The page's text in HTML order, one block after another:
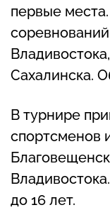
первые
Сахалинска.
В турнире
спортсменов
до 16 лет.